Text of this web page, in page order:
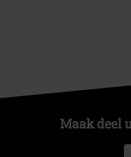
Maak deel